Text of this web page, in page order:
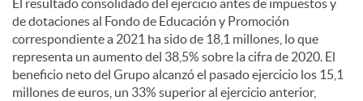
El resultado consolidado del ejercicio antes de impuestos y
de dotaciones al Fondo de Educación y Promoción
correspondiente a 2021 ha sido de 18,1 millones, lo que
representa un aumento del 38,5% sobre la cifra de 2020. El
beneficio neto del Grupo alcanzó el pasado ejercicio los 15,1
millones de euros, un 33% superior al ejercicio anterior,